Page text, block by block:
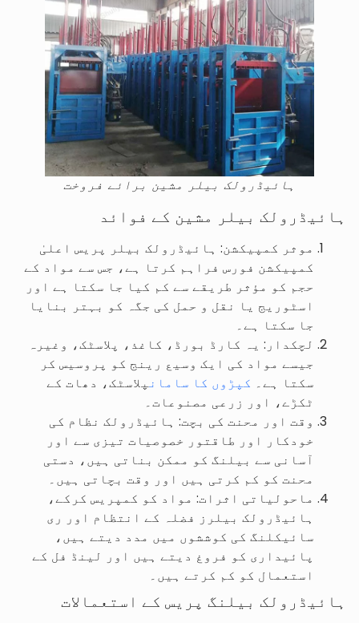
ہائیڈرولک بیلر مشین برائے فروخت
ہائیڈرولک بیلر مشین کے فوائد
موثر کمپیکشن: ہائیڈرولک بیلر پریس اعلیٰ
کمپیکشن فورس فراہم کرتا ہے، جس سے مواد کے
حجم کو مؤثر طریقے سے کم کیا جا سکتا ہے اور
اسٹوریج یا نقل و حمل کی جگہ کو بہتر بنایا
جا سکتا ہے۔
لچکدار: یہ کارڈ بورڈ، کاغذ، پلاسٹک، وغیرہ
جیسے مواد کی ایک وسیع رینج کو پروسیس کر
سکتا ہے۔ کپڑوں کا سامانپلاسٹک، دھات کے
ٹکڑے، اور زرعی مصنوعات۔
وقت اور محنت کی بچت: ہائیڈرولک نظام کی
خودکار اور طاقتور خصوصیات تیزی سے اور
آسانی سے بیلنگ کو ممکن بناتی ہیں، دستی
محنت کو کم کرتی ہیں اور وقت بچاتی ہیں۔
ماحولیاتی اثرات: مواد کو کمپریس کرکے،
ہائیڈرولک بیلرز فضلہ کے انتظام اور ری
سائیکلنگ کی کوششوں میں مدد دیتے ہیں،
پائیداری کو فروغ دیتے ہیں اور لینڈ فل کے
استعمال کو کم کرتے ہیں۔
ہائیڈرولک بیلنگ پریس کے استعمالات